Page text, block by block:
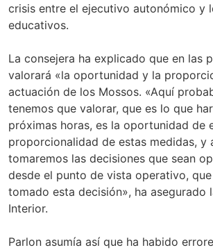
crisis entre el ejecutivo autonómico y
educativos.
La consejera ha explicado que en las
valorará «la oportunidad y la
actuación de los Mossos. «Aquí
tenemos que valorar, que es lo que
próximas horas, es la oportunidad de
proporcionalidad de estas medidas, y
tomaremos las decisiones que sean
desde el punto de vista operativo,
tomado esta decisión», ha asegurado
Interior.
Parlon asumía así que ha habido